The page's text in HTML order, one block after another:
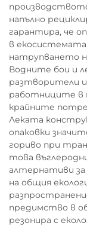
напълно
гарантира, че
в
натрупването
Водните бои и
разтворители
работниците в
крайните
Леката
опаковки
гориво при
това
алтернативи за
на общия
предимство в
резонира с